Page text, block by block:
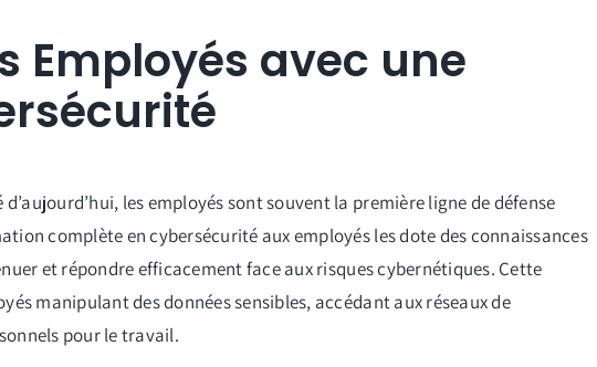
Employés avec une
les employés sont souvent la première ligne de défense
complète en cybersécurité aux employés les dote des connaissances
et répondre efficacement face aux risques cybernétiques. Cette
manipulant des données sensibles, accédant aux réseaux de
pour le travail.